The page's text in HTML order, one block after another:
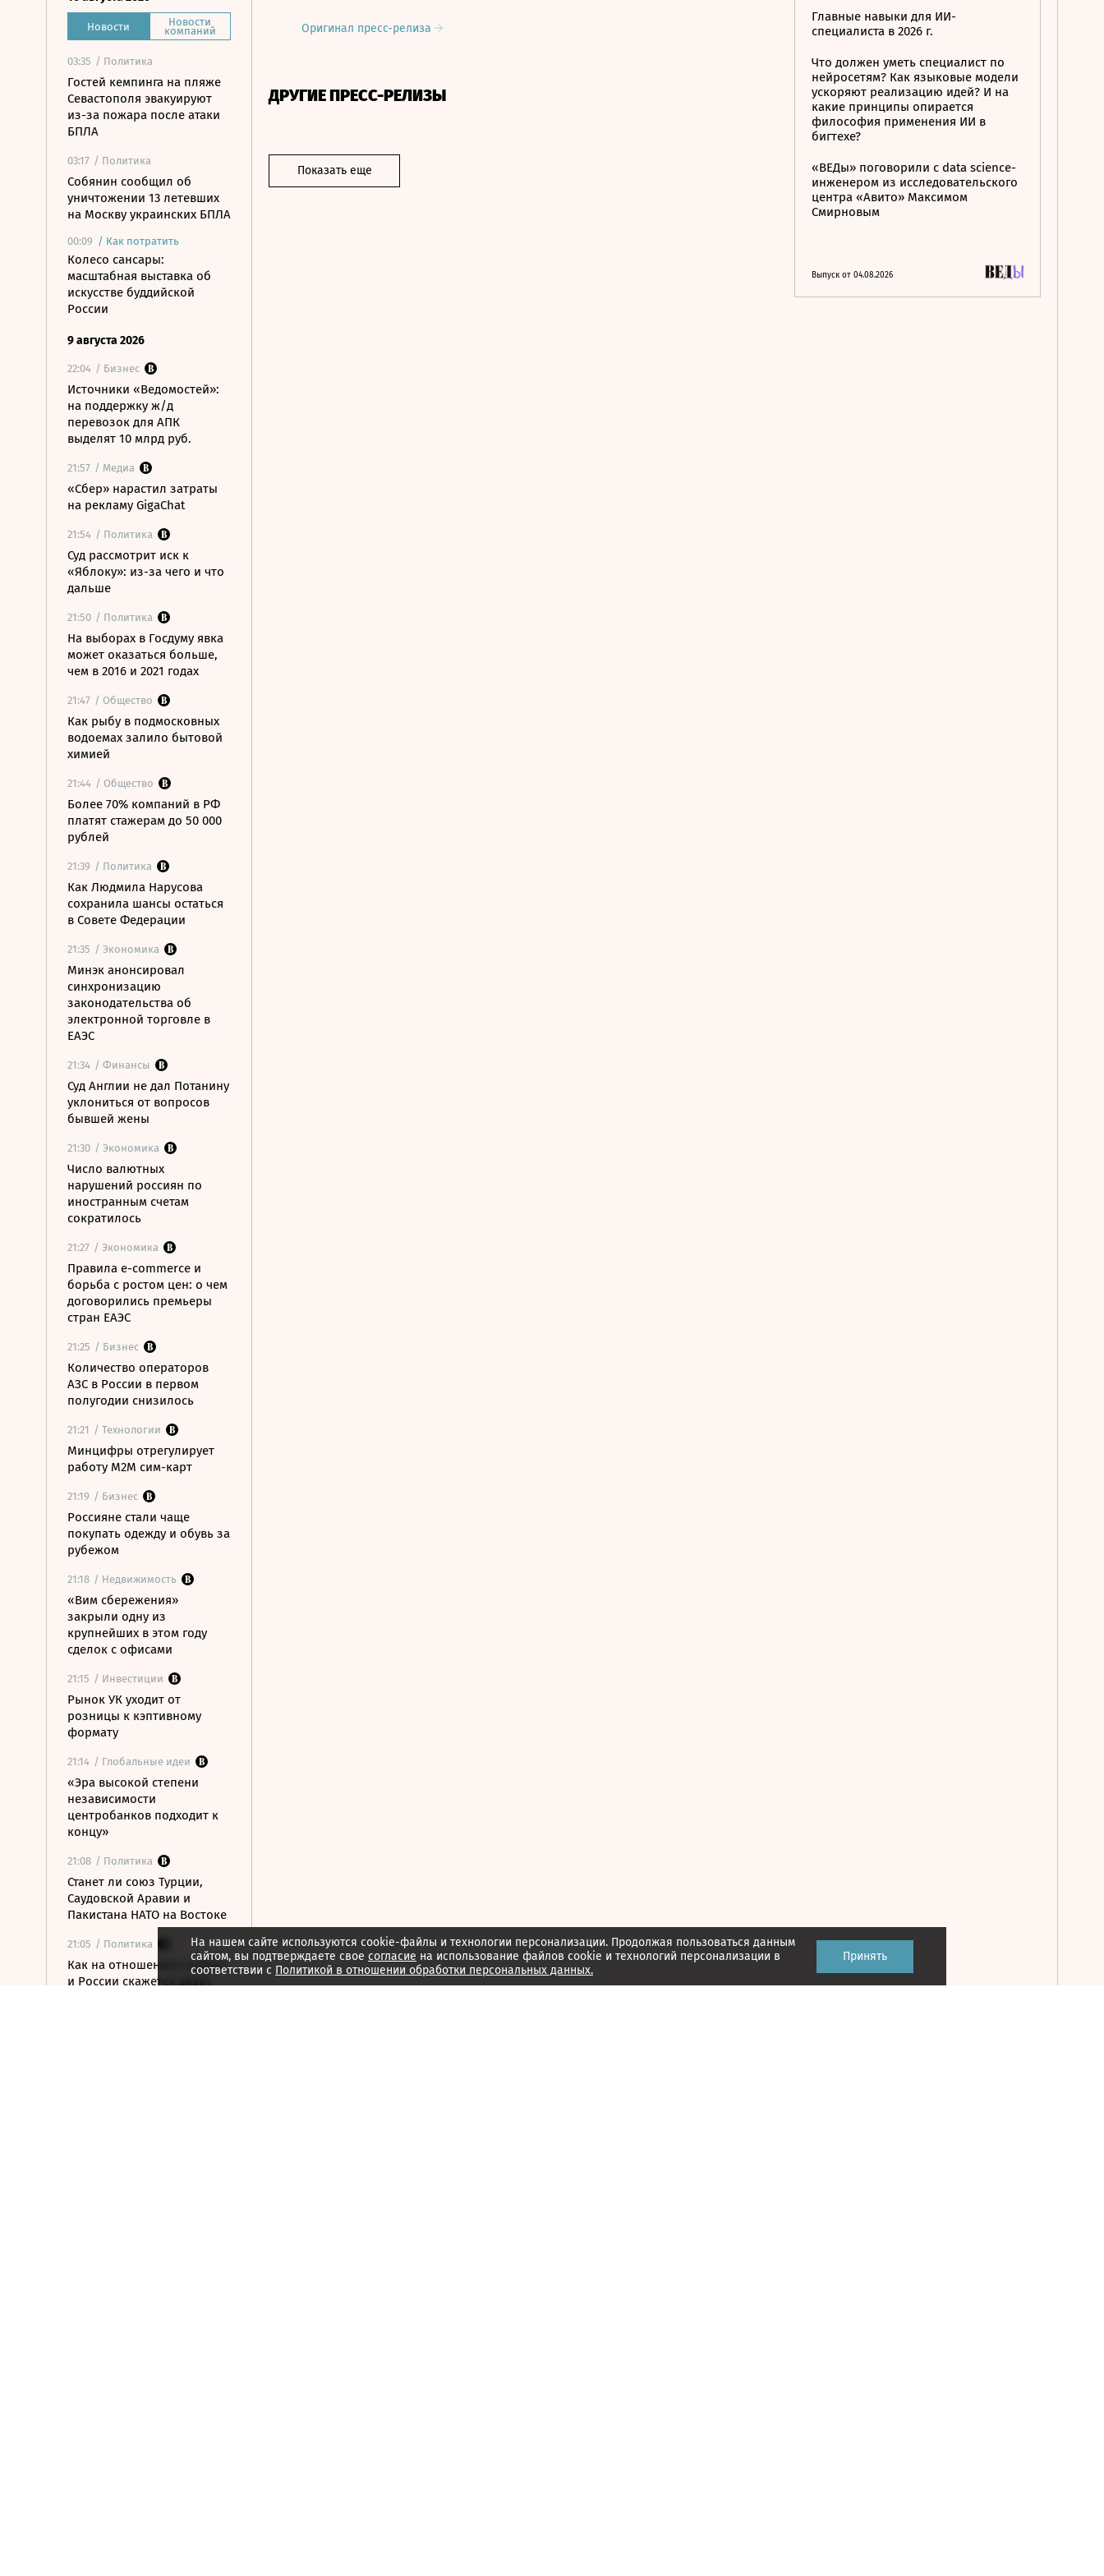
Новости Новости
компаний
03:35 / Политика
Гостей кемпинга на пляже
Севастополя эвакуируют
из-за пожара после атаки
БПЛА
03:17 / Политика
Собянин сообщил об
уничтожении 13 летевших
на Москву украинских БПЛА
00:09 / Как потратить
Колесо сансары:
масштабная выставка об
искусстве буддийской
России
9 августа 2026
22:04 / Бизнес
Источники «Ведомостей»:
на поддержку ж/д
перевозок для АПК
выделят 10 млрд руб.
21:57 / Медиа
«Сбер» нарастил затраты
на рекламу GigaChat
21:54 / Политика
Суд рассмотрит иск к
«Яблоку»: из-за чего и что
дальше
21:50 / Политика
На выборах в Госдуму явка
может оказаться больше,
чем в 2016 и 2021 годах
21:47 / Общество
Как рыбу в подмосковных
водоемах залило бытовой
химией
21:44 / Общество
Более 70% компаний в РФ
платят стажерам до 50 000
рублей
21:39 / Политика
Как Людмила Нарусова
сохранила шансы остаться
в Совете Федерации
21:35 / Экономика
Минэк анонсировал
синхронизацию
законодательства об
электронной торговле в
ЕАЭС
21:34 / Финансы
Суд Англии не дал Потанину
уклониться от вопросов
бывшей жены
21:30 / Экономика
Число валютных
нарушений россиян по
иностранным счетам
сократилось
21:27 / Экономика
Правила e-commerce и
борьба с ростом цен: о чем
договорились премьеры
стран ЕАЭС
21:25 / Бизнес
Количество операторов
АЗС в России в первом
полугодии снизилось
21:21 / Технологии
Минцифры отрегулирует
работу M2M сим-карт
21:19 / Бизнес
Россияне стали чаще
покупать одежду и обувь за
рубежом
21:18 / Недвижимость
«Вим сбережения»
закрыли одну из
крупнейших в этом году
сделок с офисами
21:15 / Инвестиции
Рынок УК уходит от
розницы к кэптивному
формату
21:14 / Глобальные идеи
«Эра высокой степени
независимости
центробанков подходит к
концу»
21:08 / Политика
Станет ли союз Турции,
Саудовской Аравии и
Пакистана НАТО на Востоке
21:05 / Политика
Как на отношениях Сербии
и России скажется визит
Оригинал пресс-релиза
ДРУГИЕ ПРЕСС-РЕЛИЗЫ
Показать еще
Главные навыки для ИИ-
специалиста в 2026 г.
Что должен уметь специалист по
нейросетям? Как языковые модели
ускоряют реализацию идей? И на
какие принципы опирается
философия применения ИИ в
бигтехе?
«ВЕДы» поговорили с data science-
инженером из исследовательского
центра «Авито» Максимом
Смирновым
Выпуск от 04.08.2026
На нашем сайте используются cookie-файлы и технологии персонализации. Продолжая пользоваться данным
сайтом, вы подтверждаете свое согласие на использование файлов cookie и технологий персонализации в
соответствии с Политикой в отношении обработки персональных данных.
Принять